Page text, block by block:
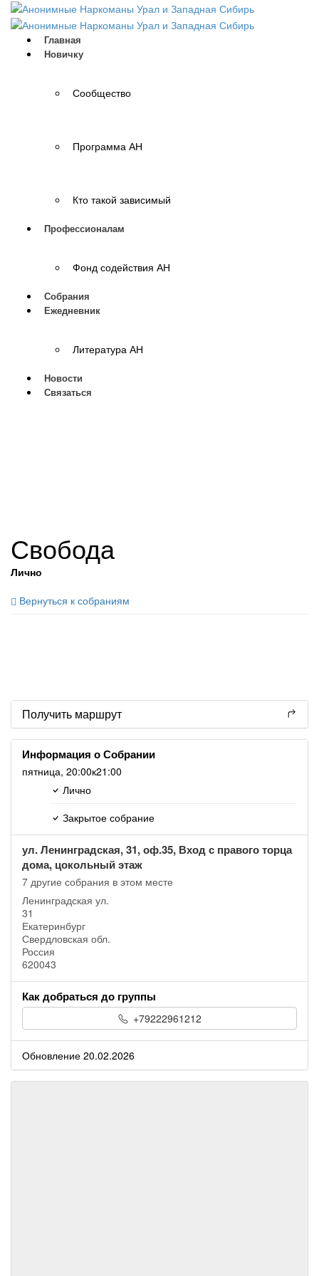
Главная
Новичку
Сообщество
Программа АН
Кто такой зависимый
Профессионалам
Фонд содействия АН
Собрания
Ежедневник
Литература АН
Новости
Связаться
Свобода
Лично
Вернуться к собраниям
Получить маршрут
Информация о Собрании
пятница, 20:00к21:00
Лично
Закрытое собрание
ул. Ленинградская, 31, оф.35, Вход с правого торца
дома, цокольный этаж
7 другие собрания в этом месте
Ленинградская ул.
31
Екатеринбург
Свердловская обл.
Россия
620043
Как добраться до группы
+79222961212
Обновление 20.02.2026